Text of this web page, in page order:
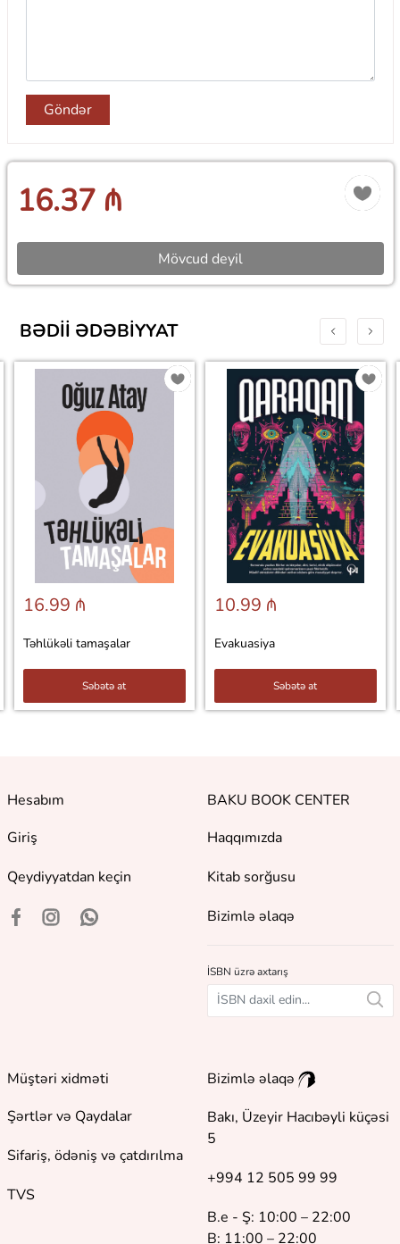
Göndər
16.37 ₼
Mövcud deyil
BƏDII ƏDƏBIYYAT
16.99 ₼
Təhlükəli tamaşalar
Səbətə at
10.99 ₼
Evakuasiya
Səbətə at
Hesabım
Giriş
Qeydiyyatdan keçin
BAKU BOOK CENTER
Haqqımızda
Kitab sorğusu
Bizimlə əlaqə
İSBN üzrə axtarış
Müştəri xidməti
Şərtlər və Qaydalar
Sifariş, ödəniş və çatdırılma
TVS
Bizimlə əlaqə
Bakı, Üzeyir Hacıbəyli küçəsi
5
+994 12 505 99 99
B.e - Ş: 10:00 – 22:00
B: 11:00 – 22:00